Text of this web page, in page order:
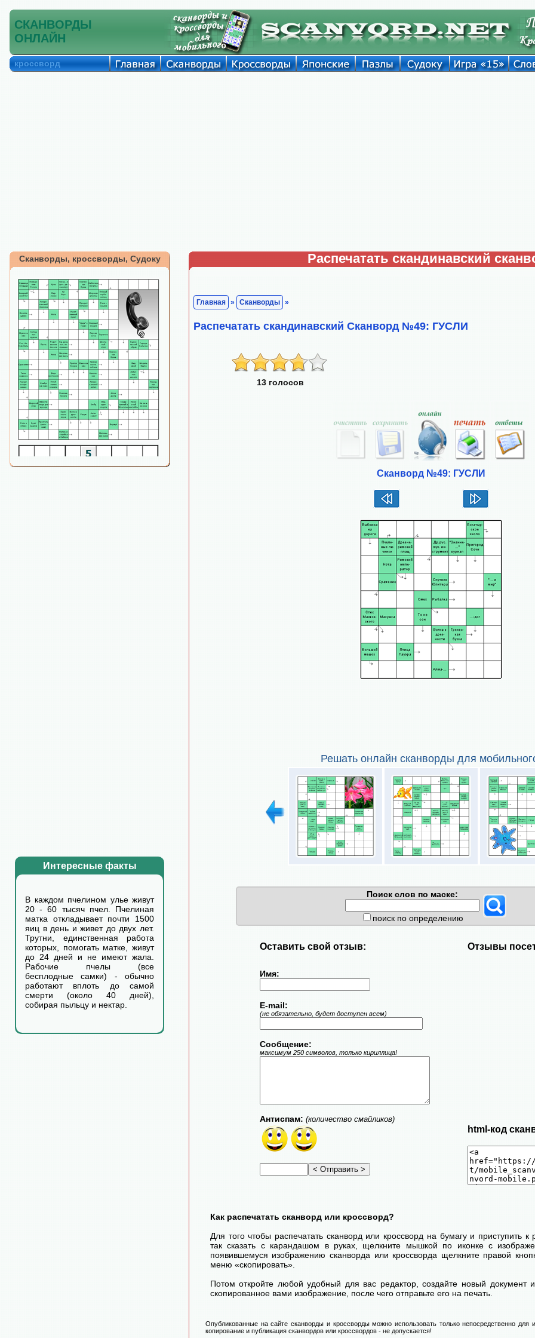
СКАНВОРДЫ
ОНЛАЙН
кроссворд
Сканворды, кроссворды, Судоку
Интересные факты
В каждом пчелином улье живут
20 - 60 тысяч пчел. Пчелиная
матка откладывает почти 1500
яиц в день и живет до двух лет.
Трутни, единственная работа
которых, помогать матке, живут
до 24 дней и не имеют жала.
Рабочие пчелы (все
бесплодные самки) - обычно
работают вплоть до самой
смерти (около 40 дней),
собирая пыльцу и нектар.
Распечатать скандинавский
Главная » Сканворды »
Распечатать скандинавский Сканворд №49: ГУСЛИ
13 голосов
Сканворд №49: ГУСЛИ
Решать онлайн сканворды для
Поиск слов по маске:
поиск по определению
Оставить свой отзыв: Отзывы
Имя:
E-mail:
(не обязательно, будет доступен всем)
Сообщение:
максимум 250 символов, только кириллица!
Антиспам: (количество смайликов)
html-код
Как распечатать сканворд или кроссворд?
Для того чтобы распечатать сканворд или кроссворд на бумагу и приступить к
так сказать с карандашом в руках, щелкните мышкой по иконке с
появившемуся изображению сканворда или кроссворда щелкните правой
меню «скопировать».
Потом откройте любой удобный для вас редактор, создайте новый документ
скопированное вами изображение, после чего отправьте его на печать.
Опубликованные на сайте сканворды и кроссворды можно использовать только непосредственно для
копирование и публикация сканвордов или кроссвордов - не допускается!